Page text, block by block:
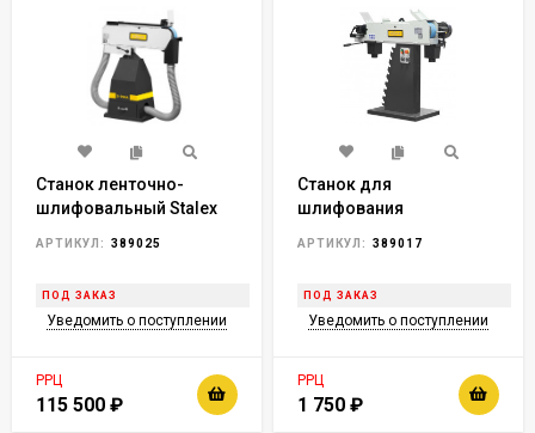
Станок ленточно-
шлифовальный Stalex
АРТИКУЛ: 389025
ПОД ЗАКАЗ
Уведомить о поступлении
РРЦ
115 500 ₽
Станок для
шлифования
АРТИКУЛ: 389017
ПОД ЗАКАЗ
Уведомить о поступлении
РРЦ
1 750 ₽